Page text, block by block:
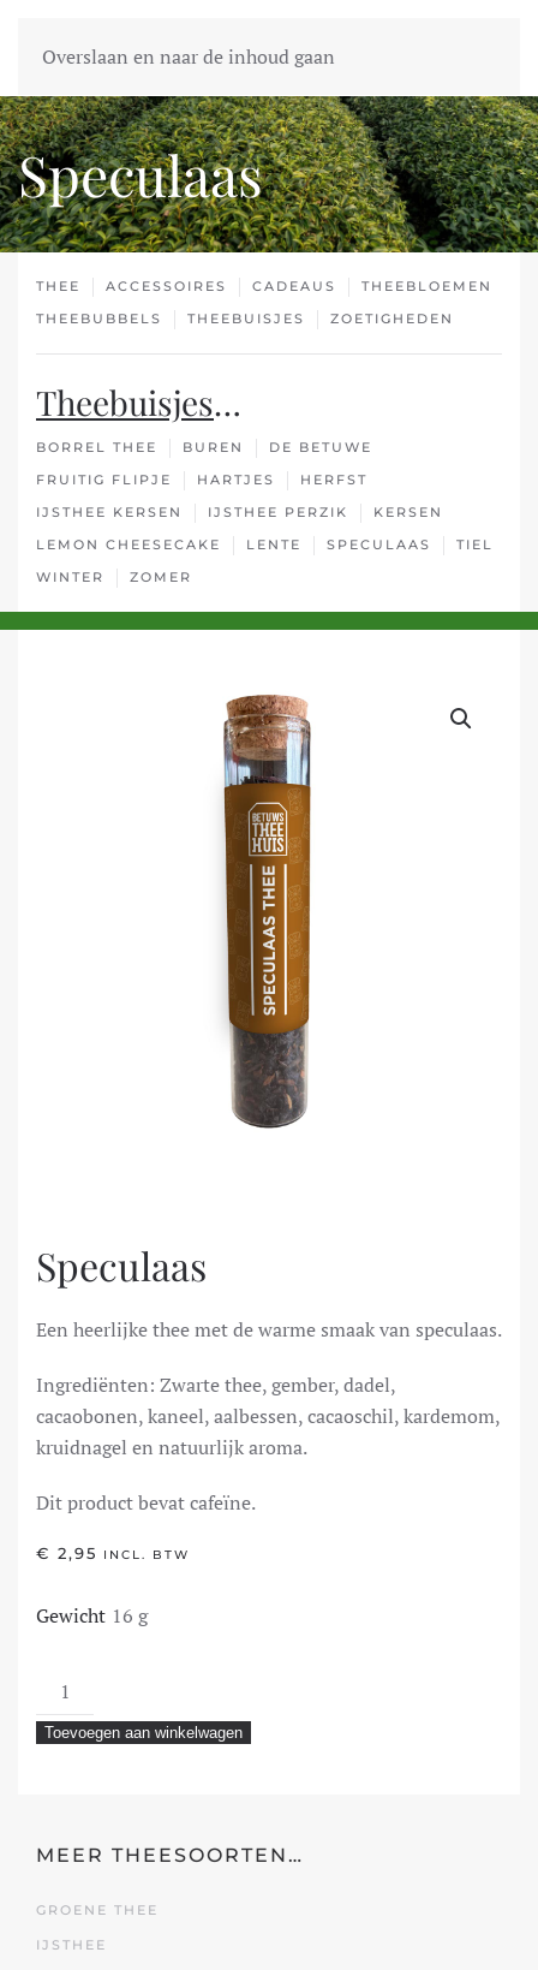
Overslaan en naar de inhoud gaan
Speculaas
THEE ACCESSOIRES CADEAUS
THEEBLOEMEN
THEEBUBBELS
THEEBUISJES ZOETIGHEDEN
Theebuisjes…
BORREL THEE BUREN
DE BETUWE
FRUITIG FLIPJE
HARTJES
HERFST
IJSTHEE KERSEN
IJSTHEE PERZIK
KERSEN
LEMON CHEESECAKE
LENTE SPECULAAS
TIEL
WINTER
ZOMER
Speculaas
Een heerlijke thee met de warme smaak van speculaas.
Ingrediënten: Zwarte thee, gember, dadel,
cacaobonen, kaneel, aalbessen, cacaoschil, kardemom,
kruidnagel en natuurlijk aroma.
Dit product bevat cafeïne.
€ 2,95 INCL. BTW
Gewicht 16 g
Speculaas
aantal
Toevoegen aan winkelwagen
MEER THEESOORTEN…
GROENE THEE
IJSTHEE